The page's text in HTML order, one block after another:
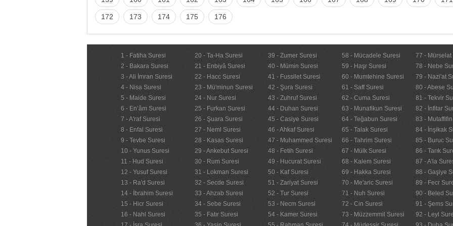
172 173 174 175 176
1 - Fatiha Suresi
2 - Bakara Suresi
3 - Ali İmran Suresi
4 - Nisa Suresi
5 - Maide Suresi
6 - En’âm Suresi
7 - A'raf Suresi
8 - Enfal Suresi
9 - Tevbe Suresi
10 - Yunus Suresi
11 - Hud Suresi
12 - Yusuf Suresi
13 - Ra'd Suresi
14 - İbrahim Suresi
15 - Hicr Suresi
16 - Nahl Suresi
20 - Ta-Ha Suresi
21 - Enbiyâ Suresi
22 - Hacc Suresi
23 - Mü'minun Suresi
24 - Nur Suresi
25 - Furkan Suresi
26 - Şuara Suresi
27 - Neml Suresi
28 - Kasas Suresi
29 - Ankebut Suresi
30 - Rum Suresi
31 - Lokman Suresi
32 - Secde Suresi
33 - Ahzab Suresi
34 - Sebe Suresi
35 - Fatır Suresi
39 - Zumer Suresi
40 - Mümin Suresi
41 - Fussilet Suresi
42 - Şura Suresi
43 - Zuhruf Suresi
44 - Duhan Suresi
45 - Casiye Suresi
46 - Ahkaf Suresi
47 - Muhammed Suresi
48 - Fetih Suresi
49 - Hucurat Suresi
50 - Kaf Suresi
51 - Zariyat Suresi
52 - Tur Suresi
53 - Necm Suresi
54 - Kamer Suresi
58 - Mücadele Suresi
59 - Haşr Suresi
60 - Mumtehine Suresi
61 - Saff Suresi
62 - Cuma Suresi
63 - Munafikun Suresi
64 - Teğabun Suresi
65 - Talak Suresi
66 - Tahrim Suresi
67 - Mülk Suresi
68 - Kalem Suresi
69 - Hakka Suresi
70 - Me'aric Suresi
71 - Nuh Suresi
72 - Cin Suresi
73 - Müzzemmil Suresi
77 - Mürselat
78 - Nebe
79 - Nazi'at
80 - Abese
81 - Tekvir
82 - İnfitar
83 -
84 - İnşikak
85 - Buruc
86 - Tarık
87 - A'la
88 - Gaşiye
89 - Fecr
90 - Beled
91 - Şems
92 - Leyl